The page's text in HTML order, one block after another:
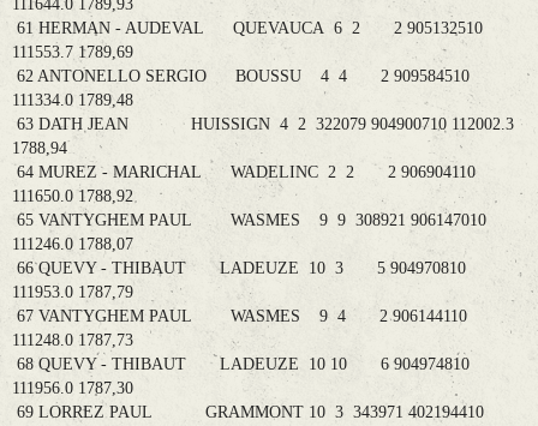
111644.0 1789,93
61 HERMAN - AUDEVAL QUEVAUCA 6 2 2 905132510
111553.7 1789,69
62 ANTONELLO SERGIO BOUSSU 4 4 2 909584510
111334.0 1789,48
63 DATH JEAN HUISSIGN 4 2 322079 904900710 112002.3
1788,94
64 MUREZ - MARICHAL WADELINC 2 2 2 906904110
111650.0 1788,92
65 VANTYGHEM PAUL WASMES 9 9 308921 906147010
111246.0 1788,07
66 QUEVY - THIBAUT LADEUZE 10 3 5 904970810
111953.0 1787,79
67 VANTYGHEM PAUL WASMES 9 4 2 906144110
111248.0 1787,73
68 QUEVY - THIBAUT LADEUZE 10 10 6 904974810
111956.0 1787,30
69 LORREZ PAUL GRAMMONT 10 3 343971 402194410